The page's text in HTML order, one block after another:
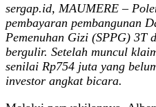
sergap.id, MAUMERE –
pembayaran pembangunan
Pemenuhan Gizi (SPPG) 3T
bergulir. Setelah muncul
senilai Rp754 juta yang
investor angkat bicara.